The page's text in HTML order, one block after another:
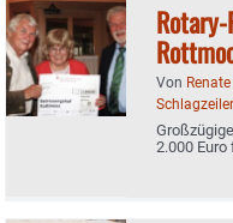
Von
2.000